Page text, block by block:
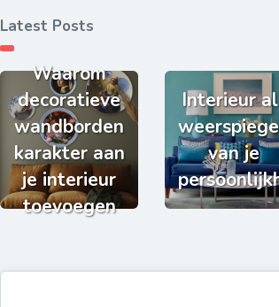
Latest Posts
Waarom
decoratieve
wandborden
karakter aan
je interieur
toevoegen
Interieur
van je